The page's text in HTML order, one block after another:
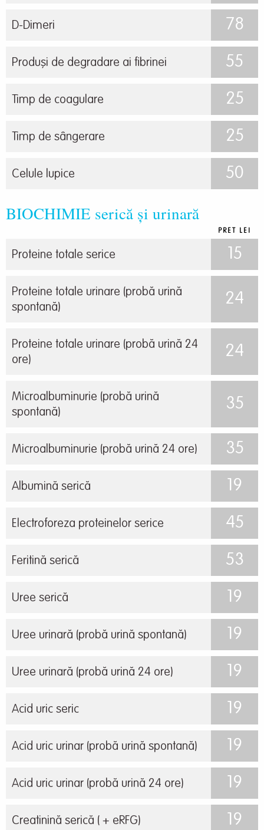
D-Dimeri 78
Produși de degradare ai fibrinei 55
Timp de coagulare 25
Timp de sângerare 25
Celule lupice 50
BIOCHIMIE serică și urinară
PRET LEI
Proteine totale serice 15
Proteine totale urinare (probă urină
spontană)
24
Proteine totale urinare (probă urină 24
ore)
24
Microalbuminurie (probă urină
spontană)
35
Microalbuminurie (probă urină 24 ore) 35
Albumină serică 19
Electroforeza proteinelor serice 45
Feritină serică 53
Uree serică 19
Uree urinară (probă urină spontană) 19
Uree urinară (probă urină 24 ore) 19
Acid uric seric 19
Acid uric urinar (probă urină spontană) 19
Acid uric urinar (probă urină 24 ore) 19
Creatinină serică ( + eRFG) 19